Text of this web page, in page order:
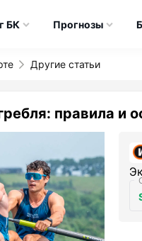
БК Прогнозы
Другие статьи
правила и